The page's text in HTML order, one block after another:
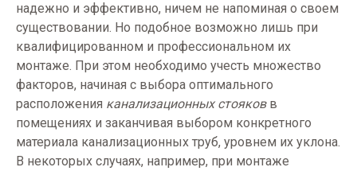
надежно и эффективно, ничем не напоминая о своем
существовании. Но подобное возможно лишь при
квалифицированном и профессиональном их
монтаже. При этом необходимо учесть множество
факторов, начиная с выбора оптимального
расположения канализационных стояковв
помещениях и заканчивая выбором конкретного
материала канализационных труб, уровнем их уклона.
В некоторых случаях, например, при монтаже